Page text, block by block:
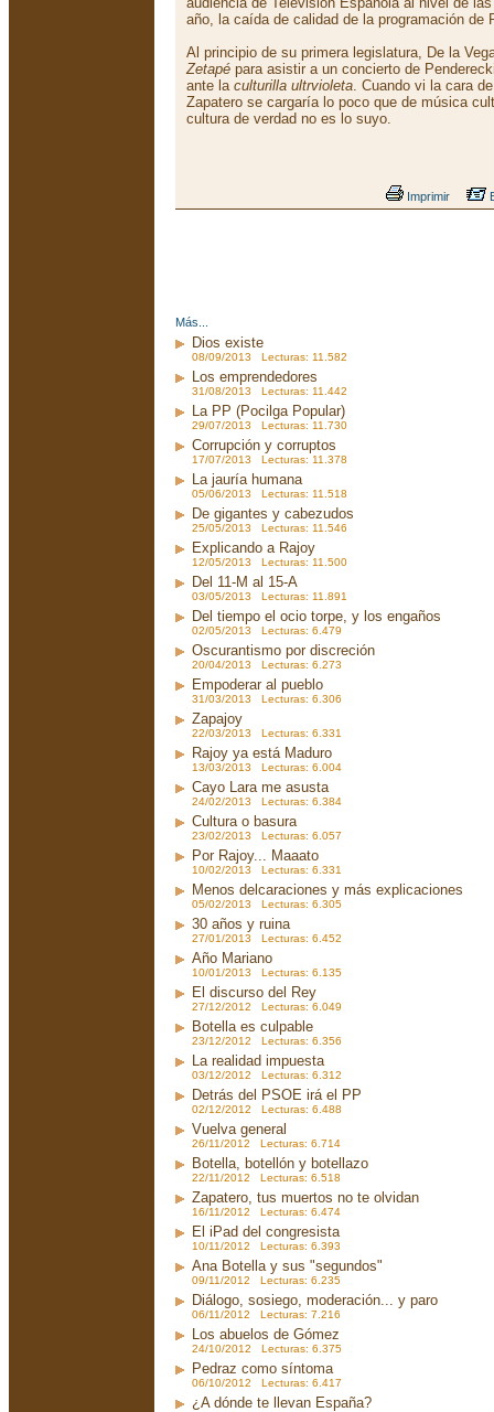
año, la caída de calidad de la programación de
Al principio de su primera legislatura, De la
Zetapé para asistir a un concierto de
ante la culturilla ultrvioleta. Cuando vi la cara
Zapatero se cargaría lo poco que de música
cultura de verdad no es lo suyo.
Imprimir
Más...
Dios existe
08/09/2013 Lecturas: 11.582
Los emprendedores
31/08/2013 Lecturas: 11.442
La PP (Pocilga Popular)
29/07/2013 Lecturas: 11.730
Corrupción y corruptos
17/07/2013 Lecturas: 11.378
La jauría humana
05/06/2013 Lecturas: 11.518
De gigantes y cabezudos
25/05/2013 Lecturas: 11.546
Explicando a Rajoy
12/05/2013 Lecturas: 11.500
Del 11-M al 15-A
03/05/2013 Lecturas: 11.891
Del tiempo el ocio torpe, y los engaños
02/05/2013 Lecturas: 6.479
Oscurantismo por discreción
20/04/2013 Lecturas: 6.273
Empoderar al pueblo
31/03/2013 Lecturas: 6.306
Zapajoy
22/03/2013 Lecturas: 6.331
Rajoy ya está Maduro
13/03/2013 Lecturas: 6.004
Cayo Lara me asusta
24/02/2013 Lecturas: 6.384
Cultura o basura
23/02/2013 Lecturas: 6.057
Por Rajoy... Maaato
10/02/2013 Lecturas: 6.331
Menos delcaraciones y más explicaciones
05/02/2013 Lecturas: 6.305
30 años y ruina
27/01/2013 Lecturas: 6.452
Año Mariano
10/01/2013 Lecturas: 6.135
El discurso del Rey
27/12/2012 Lecturas: 6.049
Botella es culpable
23/12/2012 Lecturas: 6.356
La realidad impuesta
03/12/2012 Lecturas: 6.312
Detrás del PSOE irá el PP
02/12/2012 Lecturas: 6.488
Vuelva general
26/11/2012 Lecturas: 6.714
Botella, botellón y botellazo
22/11/2012 Lecturas: 6.518
Zapatero, tus muertos no te olvidan
16/11/2012 Lecturas: 6.474
El iPad del congresista
10/11/2012 Lecturas: 6.393
Ana Botella y sus "segundos"
09/11/2012 Lecturas: 6.235
Diálogo, sosiego, moderación... y paro
06/11/2012 Lecturas: 7.216
Los abuelos de Gómez
24/10/2012 Lecturas: 6.375
Pedraz como síntoma
06/10/2012 Lecturas: 6.417
¿A dónde te llevan España?